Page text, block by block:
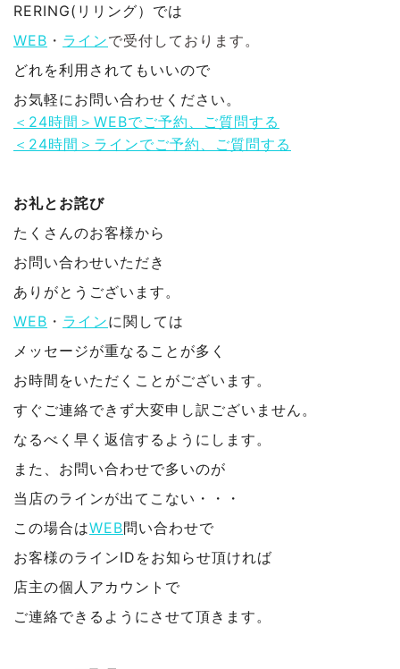
RERING(リリング）では
WEB ・ ラインで受付しております。
どれを利用されてもいいので
お気軽にお問い合わせください。
＜24時間＞WEBでご予約、ご質問する
＜24時間＞ラインでご予約、ご質問する
お礼とお詫び
たくさんのお客様から
お問い合わせいただき
ありがとうございます。
WEB ・ ラインに関しては
メッセージが重なることが多く
お時間をいただくことがございます。
すぐご連絡できず大変申し訳ございません。
なるべく早く返信するようにします。
また、お問い合わせで多いのが
当店のラインが出てこない・・・
この場合はWEB問い合わせで
お客様のラインIDをお知らせ頂ければ
店主の個人アカウントで
ご連絡できるようにさせて頂きます。